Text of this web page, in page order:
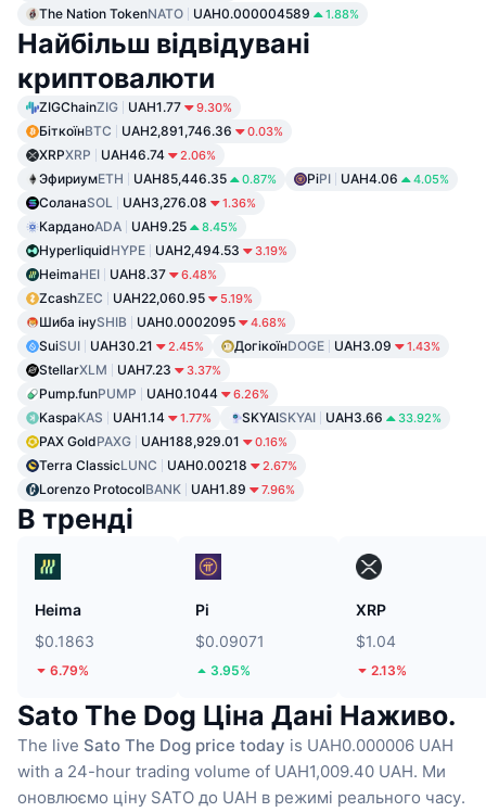
The Nation TokenNATO UAH0.000004589 1.88%
Найбільш відвідувані
криптовалюти
ZIGChainZIG UAH1.77 9.30%
БіткоїнBTC UAH2,891,746.36 0.03%
XRPXRP UAH46.74 2.06%
ЭфириумETH UAH85,446.35 0.87% PiPI UAH4.06 4.05%
СоланаSOL UAH3,276.08 1.36%
КарданоADA UAH9.25 8.45%
HyperliquidHYPE UAH2,494.53 3.19%
HeimaHEI UAH8.37 6.48%
ZcashZEC UAH22,060.95 5.19%
Шиба інуSHIB UAH0.0002095 4.68%
SuiSUI UAH30.21 2.45% ДогікоїнDOGE UAH3.09 1.43%
StellarXLM UAH7.23 3.37%
Pump.funPUMP UAH0.1044 6.26%
KaspaKAS UAH1.14 1.77% SKYAISKYAI UAH3.66 33.92%
PAX GoldPAXG UAH188,929.01 0.16%
Terra ClassicLUNC UAH0.00218 2.67%
Lorenzo ProtocolBANK UAH1.89 7.96%
В тренді
Heima
$0.1863
6.79%
Pi
$0.09071
3.95%
XRP
$1.04
2.13%
Sato The Dog Ціна Дані Наживо.
The live Sato The Dog price today is UAH0.000006 UAH
with a 24-hour trading volume of UAH1,009.40 UAH. Ми
оновлюємо ціну SATO до UAH в режимі реального часу.